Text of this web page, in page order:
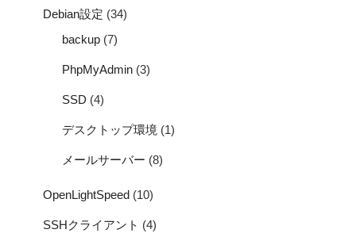
Debian設定 (34)
backup (7)
PhpMyAdmin (3)
SSD (4)
デスクトップ環境 (1)
メールサーバー (8)
OpenLightSpeed (10)
SSHクライアント (4)